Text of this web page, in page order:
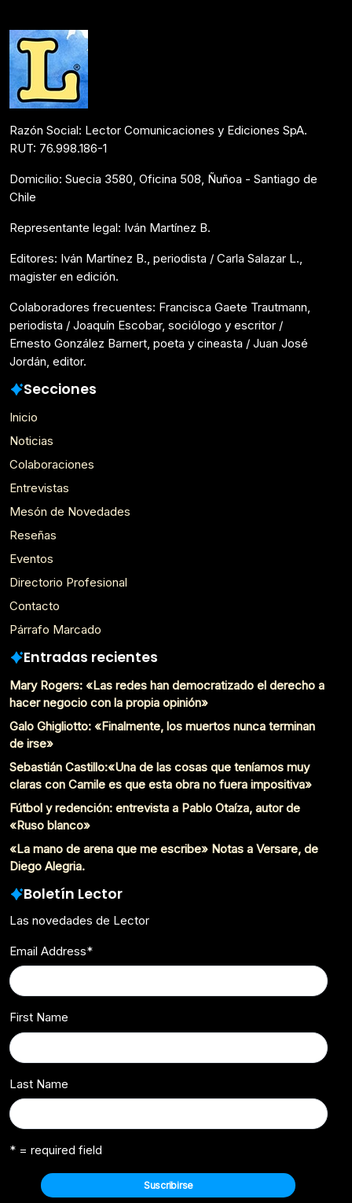
Razón Social: Lector Comunicaciones y Ediciones SpA.
RUT: 76.998.186-1
Domicilio: Suecia 3580, Oficina 508, Ñuñoa - Santiago de
Chile
Representante legal: Iván Martínez B.
Editores: Iván Martínez B., periodista / Carla Salazar L.,
magister en edición.
Colaboradores frecuentes: Francisca Gaete Trautmann,
periodista / Joaquín Escobar, sociólogo y escritor /
Ernesto González Barnert, poeta y cineasta / Juan José
Jordán, editor.
Secciones
Inicio
Noticias
Colaboraciones
Entrevistas
Mesón de Novedades
Reseñas
Eventos
Directorio Profesional
Contacto
Párrafo Marcado
Entradas recientes
Mary Rogers: «Las redes han democratizado el derecho a
hacer negocio con la propia opinión»
Galo Ghigliotto: «Finalmente, los muertos nunca terminan
de irse»
Sebastián Castillo:«Una de las cosas que teníamos muy
claras con Camile es que esta obra no fuera impositiva»
Fútbol y redención: entrevista a Pablo Otaíza, autor de
«Ruso blanco»
«La mano de arena que me escribe» Notas a Versare, de
Diego Alegria.
Boletín Lector
Las novedades de Lector
Email Address*
First Name
Last Name
* = required field